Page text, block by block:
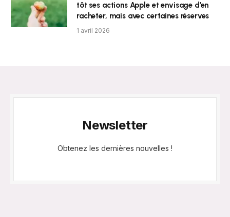
tôt ses actions Apple et envisage d’en
racheter, mais avec certaines réserves
1 avril 2026
Newsletter
Obtenez les dernières nouvelles !